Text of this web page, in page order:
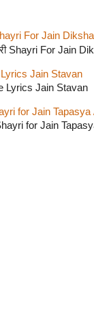
Shayri For Jain
Shayri For
Jain Stavan
Lyrics Jain Stavan
for Jain Tapasya
for Jain